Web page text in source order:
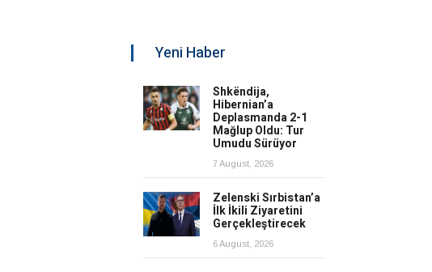
Yeni Haber
Shkëndija,
Hibernian’a
Deplasmanda 2-1
Mağlup Oldu: Tur
Umudu Sürüyor
7 August, 2026
Zelenski Sırbistan’a
İlk İkili Ziyaretini
Gerçekleştirecek
6 August, 2026